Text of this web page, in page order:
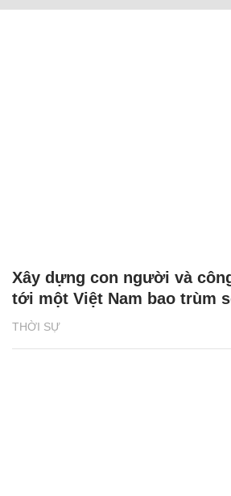
THỜI SỰ
Xây dựng con người và
tới một Việt Nam bao trùm